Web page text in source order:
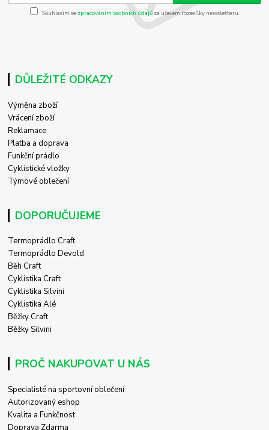
Souhlasím se zpracováním osobních údajůza účelem rozesílky newsletteru.
DŮLEŽITÉ ODKAZY
Výměna zboží
Vrácení zboží
Reklamace
Platba a doprava
Funkční prádlo
Cyklistické vložky
Týmové oblečení
DOPORUČUJEME
Termoprádlo Craft
Termoprádlo Devold
Běh Craft
Cyklistika Craft
Cyklistika Silvini
Cyklistika Alé
Běžky Craft
Běžky Silvini
PROČ NAKUPOVAT U NÁS
Specialisté na sportovní oblečení
Autorizovaný eshop
Kvalita a Funkčnost
Doprava Zdarma